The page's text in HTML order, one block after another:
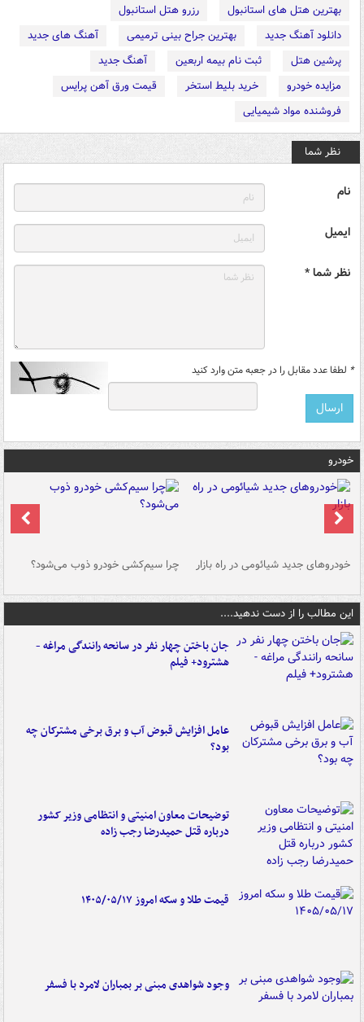
بهترین هتل های استانبول
رزرو هتل استانبول
دانلود آهنگ جدید
بهترین جراح بینی ترمیمی
آهنگ های جدید
پرشین هتل
ثبت نام بیمه اربعین
آهنگ جدید
مزایده خودرو
خرید بلیط استخر
قیمت ورق آهن پرایس
فروشنده مواد شیمیایی
نظر شما
نام
ایمیل
نظر شما *
* لطفا عدد مقابل را در جعبه متن وارد کنید
خودرو
خودروهای جدید شیائومی در راه بازار چرا سیم‌کشی خودرو ذوب می‌شود؟
این مطالب را از دست ندهید....
جان باختن چهار نفر در سانحه رانندگی مراغه -
هشترود+ فیلم
عامل افزایش قبوض آب و برق برخی مشترکان چه
بود؟
توضیحات معاون امنیتی و انتظامی وزیر کشور
درباره قتل حمیدرضا رجب زاده
قیمت طلا و سکه امروز ۱۴۰۵/۰۵/۱۷
وجود شواهدی مبنی بر بمباران لامرد با فسفر